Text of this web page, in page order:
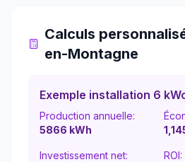
Calculs
en-Montagne
Exemple installation 6
Production annuelle:
5866 kWh
Investissement net:
ROI: